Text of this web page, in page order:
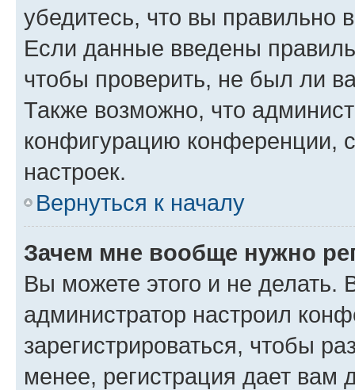
убедитесь, что вы правильно
Если данные введены
чтобы проверить, не был ли
Также возможно, что
конфигурацию конференции,
настроек.
Вернуться к началу
Зачем мне вообще нужно
Вы можете этого и не делать.
администратор настроил
зарегистрироваться, чтобы
менее, регистрация дает вам